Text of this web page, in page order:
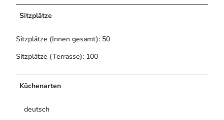
Sitzplätze
Sitzplätze (Innen gesamt): 50
Sitzplätze (Terrasse): 100
Küchenarten
deutsch